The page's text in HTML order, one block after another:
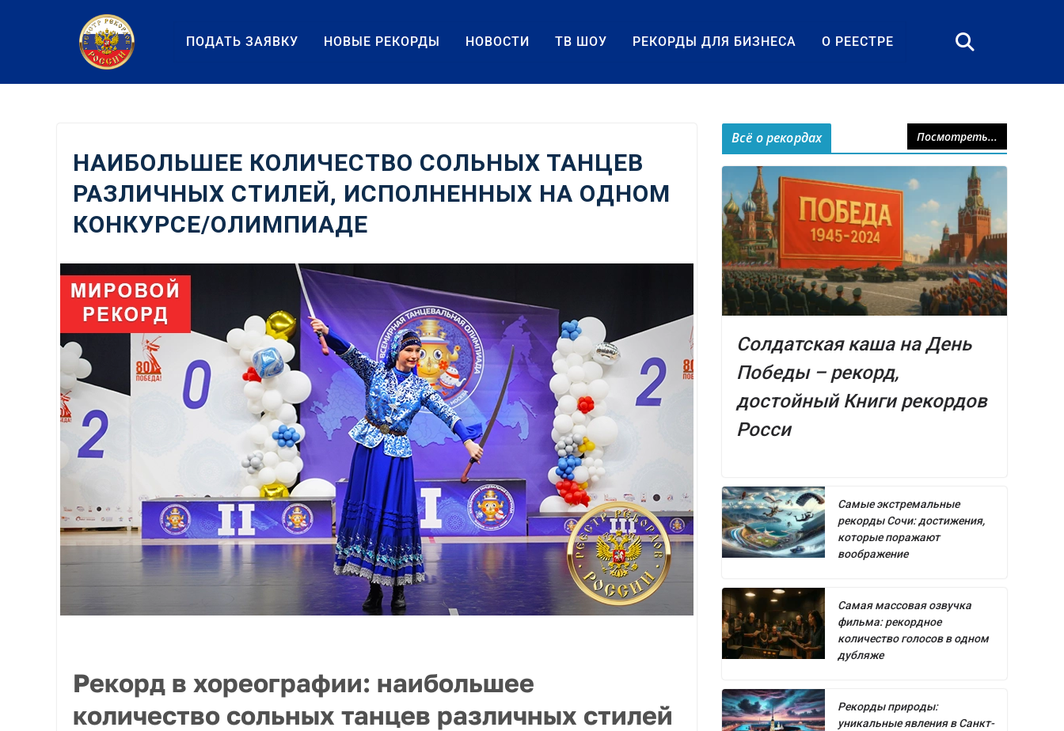
содержанию
ПОДАТЬ ЗАЯВКУ НОВЫЕ РЕКОРДЫ НОВОСТИ ТВ ШОУ РЕКОРДЫ ДЛЯ БИЗНЕСА О РЕЕСТРЕ
НАИБОЛЬШЕЕ КОЛИЧЕСТВО СОЛЬНЫХ ТАНЦЕВ
РАЗЛИЧНЫХ СТИЛЕЙ, ИСПОЛНЕННЫХ НА ОДНОМ
КОНКУРСЕ/ОЛИМПИАДЕ
Рекорд в хореографии: наибольшее
количество сольных танцев различных стилей
Всё о рекордах Посмотреть...
Солдатская каша на День
Победы – рекорд,
достойный Книги рекордов
Росси
Самые экстремальные
рекорды Сочи: достижения,
которые поражают
воображение
Самая массовая озвучка
фильма: рекордное
количество голосов в одном
дубляже
Рекорды природы:
уникальные явления в Санкт-